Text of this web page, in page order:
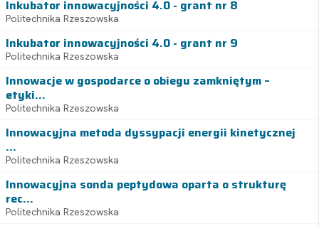
Inkubator innowacyjności 4.0 - grant nr 8
Politechnika Rzeszowska
Inkubator innowacyjności 4.0 - grant nr 9
Politechnika Rzeszowska
Innowacje w gospodarce o obiegu zamkniętym –
etyki...
Politechnika Rzeszowska
Innowacyjna metoda dyssypacji energii kinetycznej
...
Politechnika Rzeszowska
Innowacyjna sonda peptydowa oparta o strukturę
rec...
Politechnika Rzeszowska